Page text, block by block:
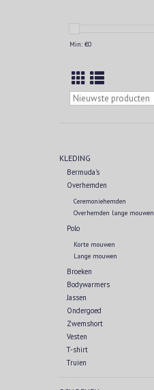
Min: €0
KLEDING
Bermuda's
Overhemden
Ceremoniehemden
Overhemden lange mouwen
Polo
Korte mouwen
Lange mouwen
Broeken
Bodywarmers
Jassen
Ondergoed
Zwemshort
Vesten
T-shirt
Truien